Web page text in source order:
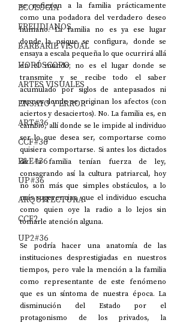
ECOLOGÍA
FREUDIANOS
BARBARIE VISUAL
HORÓSCOPO
ARTES VISUALES
ENSAYO Y ERROR
ART#36
CCF#36
E&E#36
UP#36
ARQUITECTURA
CCF2
UP2#36
se refieren a la familia prácticamente
como una podadora del verdadero deseo
humano. La familia no es ya ese lugar
donde la psique se configura, donde se
ensaya a escala pequeña lo que ocurrirá allá
en el mundo; no es el lugar donde se
transmite y se recibe todo el saber
acumulado por siglos de antepasados ni
menos donde se originan los afectos (con
aciertos y desaciertos). No. La familia es, en
cambio, allí donde se le impide al individuo
ser lo que desea ser, comportarse como
quisiera comportarse. Si antes los dictados
de la familia tenían fuerza de ley,
consagrando así la cultura patriarcal, hoy
no son más que simples obstáculos, a lo
más sugerencias, que el individuo escucha
como quien oye la radio a lo lejos sin
tomarle atención alguna.
Se podría hacer una anatomía de las
instituciones desprestigiadas en nuestros
tiempos, pero vale la mención a la familia
como representante de este fenómeno
que es un síntoma de nuestra época. La
disminución del Estado por el
protagonismo de los privados, la